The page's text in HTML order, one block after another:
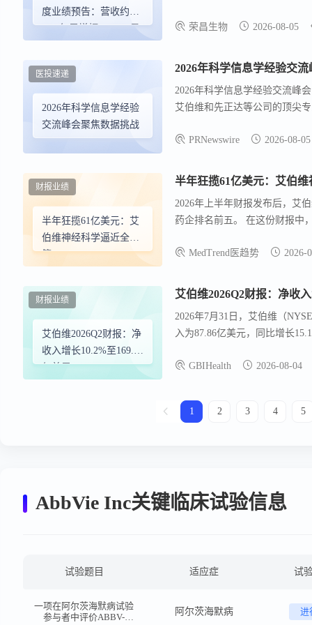
度业绩预告：营收约
58.5亿元增幅433%，盈
示，荣昌生物 2 026 上半年业
将获得RC148 在大中华区以
荣昌生物 2026-08-05
2026年科学信息学经验
交流峰会聚焦数据挑战
医投速递 2026年科学信息学经验交
2026年科学信息学经验交流峰
艾伯维和先正达等公司的顶尖
术框架和运营策略。核心讨论
结了会议的核心要旨：为了成
明天的基本流程革命奠定基础
药、生物技术、化学品、食品
PRNewswire 2026-08-05
半年狂揽61亿美元：艾
伯维神经科学逼近全球
第一
财报业绩 半年狂揽61亿美元：艾伯
2026年上半年财报发布后，艾
药企排名前五。 在这份财报中
MedTrend医趋势
2026-
艾伯维2026Q2财报：净
收入增长10.2%至169.9
亿美元
财报业绩 艾伯维2026Q2财报：净收
2026年7月31日，艾伯维（
入为87.86亿美元，同比增长
GBIHealth
2026-08-04
1 2 3 4 5
AbbVie Inc关键临床试验信息
试验题目 适应症 试
一项在阿尔茨海默病试验
参与者中评价ABBV-
阿尔茨海默病 进